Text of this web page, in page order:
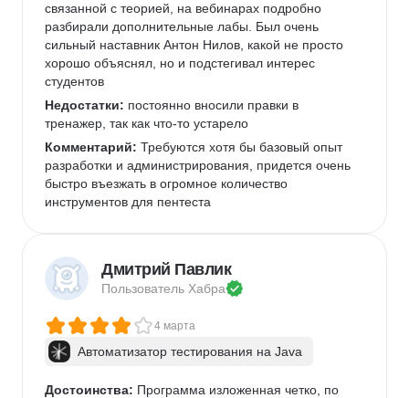
связанной с теорией, на вебинарах подробно
разбирали дополнительные лабы. Был очень
сильный наставник Антон Нилов, какой не просто
хорошо объяснял, но и подстегивал интерес
студентов
Недостатки: постоянно вносили правки в
тренажер, так как что-то устарело
Комментарий: Требуются хотя бы базовый опыт
разработки и администрирования, придется очень
быстро въезжать в огромное количество
инструментов для пентеста
Дмитрий Павлик
Пользователь Хабра
4 марта
Автоматизатор тестирования на Java
Достоинства: Программа изложенная четко, по